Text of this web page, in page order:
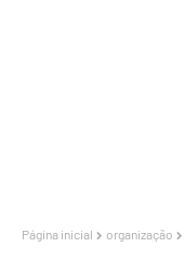
Página inicial organização